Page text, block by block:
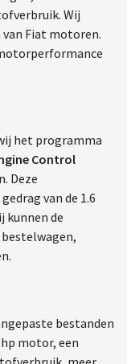
Wij
Fiat motoren.
het programma
Control
Deze
van de 1.6
kunnen de
bestanden
motor, een